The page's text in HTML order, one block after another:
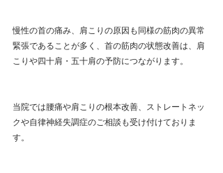
慢性の首の痛み、肩こりの原因も同様の筋肉の異常
緊張であることが多く、首の筋肉の状態改善は、肩
こりや四十肩・五十肩の予防につながります。
当院では腰痛や肩こりの根本改善、ストレートネッ
クや自律神経失調症のご相談も受け付けておりま
す。